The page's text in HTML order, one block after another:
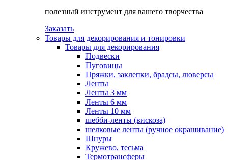
полезный инструмент для вашего творчества
Заказать
Товары для декорирования и тонировки
Товары для декорирования
Подвески
Пуговицы
Пряжки, заклепки, брадсы, люверсы
Ленты
Ленты 3 мм
Ленты 6 мм
Ленты 10 мм
шебби-ленты (вискоза)
шелковые ленты (ручное окрашивание)
Шнуры
Кружево, тесьма
Термотрансферы